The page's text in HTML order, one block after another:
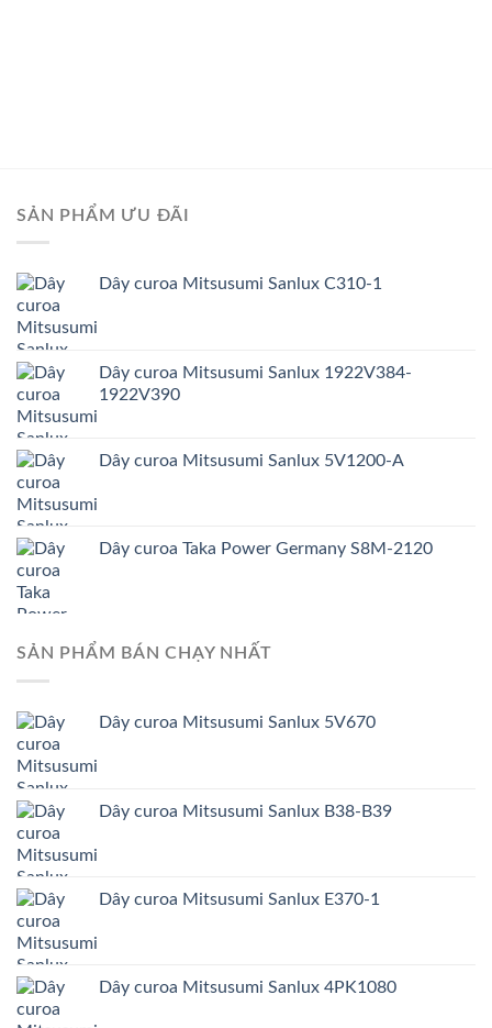
SẢN PHẨM ƯU ĐÃI
Dây curoa Mitsusumi Sanlux C310-1
Dây curoa Mitsusumi Sanlux 1922V384-
1922V390
Dây curoa Mitsusumi Sanlux 5V1200-A
Dây curoa Taka Power Germany S8M-2120
SẢN PHẨM BÁN CHẠY NHẤT
Dây curoa Mitsusumi Sanlux 5V670
Dây curoa Mitsusumi Sanlux B38-B39
Dây curoa Mitsusumi Sanlux E370-1
Dây curoa Mitsusumi Sanlux 4PK1080